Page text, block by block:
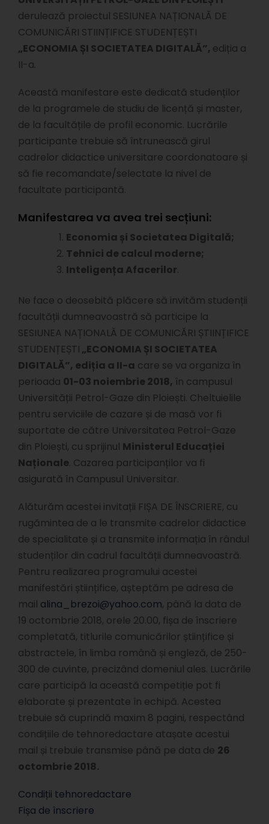
derulează proiectul SESIUNEA NAȚIONALĂ DE
COMUNICĂRI STIINȚIFICE STUDENȚEȘTI
„ECONOMIA ȘI SOCIETATEA DIGITALĂ”, ediția a
II-a.
Această manifestare este dedicată studenților
de la programele de studiu de licență și master,
de la facultățile de profil economic. Lucrările
participante trebuie să întrunească girul
cadrelor didactice universitare coordonatoare și
să fie recomandate/selectate la nivel de
facultate participantă.
Manifestarea va avea trei secțiuni:
Economia și Societatea Digitală;
Tehnici de calcul moderne;
Inteligența Afacerilor.
Ne face o deosebită plăcere să invităm studenții
facultății dumneavoastră să participe la
SESIUNEA NAȚIONALĂ DE COMUNICĂRI ȘTIINȚIFICE
STUDENȚEȘTI „ECONOMIA ȘI SOCIETATEA
DIGITALĂ”, ediția a II-a care se va organiza în
perioada 01-03 noiembrie 2018, în campusul
Universității Petrol-Gaze din Ploiești. Cheltuielile
pentru serviciile de cazare și de masă vor fi
suportate de către Universitatea Petrol-Gaze
din Ploiești, cu sprijinul Ministerul Educației
Naționale. Cazarea participanților va fi
asigurată în Campusul Universitar.
Alăturăm acestei invitații FIȘA DE ÎNSCRIERE, cu
rugămintea de a le transmite cadrelor didactice
de specialitate și a transmite informația în rândul
studenților din cadrul facultății dumneavoastră.
Pentru realizarea programului acestei
manifestări științifice, așteptăm pe adresa de
mail alina_brezoi@yahoo.com, până la data de
19 octombrie 2018, orele 20.00, fișa de înscriere
completată, titlurile comunicărilor științifice și
abstractele, în limba română și engleză, de 250-
300 de cuvinte, precizând domeniul ales. Lucrările
care participă la această competiție pot fi
elaborate și prezentate în echipă. Acestea
trebuie să cuprindă maxim 8 pagini, respectând
condițiile de tehnoredactare atașate acestui
mail și trebuie transmise până pe data de 26
octombrie 2018.
Condiții tehnoredactare
Fișa de înscriere